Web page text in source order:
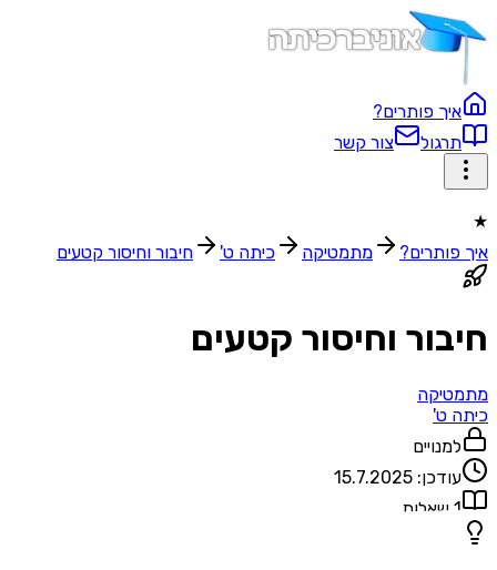
איך פותרים?
תרגול
צור קשר
★
איך פותרים?
מתמטיקה כיתה ט' חיבור וחיסור קטעים
חיבור וחיסור קטעים
מתמטיקה
כיתה ט'
למנויים
עודכן: 15.7.2025
1 שאלות